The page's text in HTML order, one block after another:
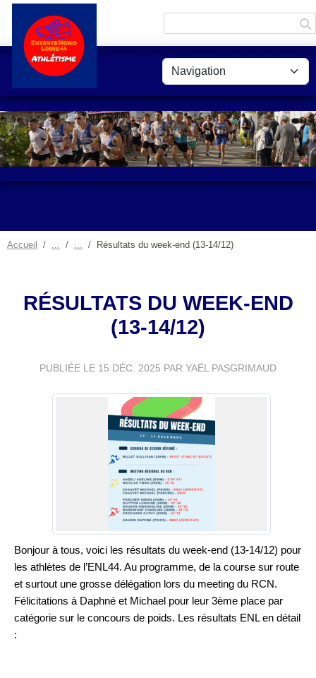
Accueil Résultats du week-end (13-14/12)
RÉSULTATS DU WEEK-END
(13-14/12)
PUBLIÉE LE 15 DÉC. 2025 PAR YAËL PASGRIMAUD
Bonjour à tous, voici les résultats du week-end (13-14/12) pour
les athlètes de l’ENL44. Au programme, de la course sur route
et surtout une grosse délégation lors du meeting du RCN.
Félicitations à Daphné et Michael pour leur 3ème place par
catégorie sur le concours de poids. Les résultats ENL en détail
: